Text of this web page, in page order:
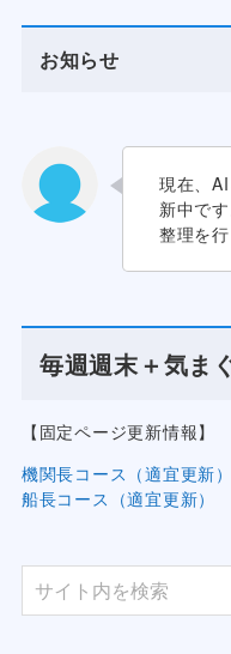
お知らせ
現在、
新中で
整理を行
毎週週末＋気ま
【固定ページ更新情報】
機関長コース（適宜更新）
船長コース（適宜更新）